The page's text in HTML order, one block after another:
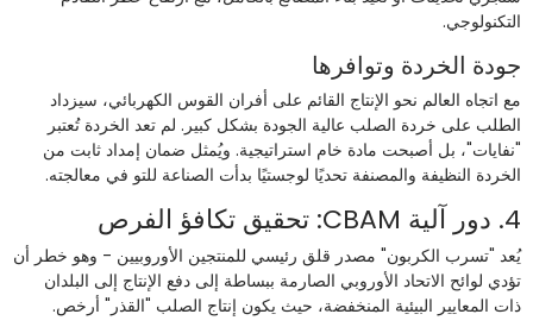
التكنولوجي.
جودة الخردة وتوافرها
مع اتجاه العالم نحو الإنتاج القائم على أفران القوس الكهربائي، سيزداد
الطلب على خردة الصلب عالية الجودة بشكل كبير. لم تعد الخردة تُعتبر
"نفايات"، بل أصبحت مادة خام استراتيجية. ويُمثل ضمان إمداد ثابت من
الخردة النظيفة والمصنفة تحديًا لوجستيًا بدأت الصناعة للتو في معالجته.
4. دور آلية CBAM: تحقيق تكافؤ الفرص
يُعد "تسرب الكربون" مصدر قلق رئيسي للمنتجين الأوروبيين - وهو خطر أن
تؤدي لوائح الاتحاد الأوروبي الصارمة ببساطة إلى دفع الإنتاج إلى البلدان
ذات المعايير البيئية المنخفضة، حيث يكون إنتاج الصلب "القذر" أرخص.